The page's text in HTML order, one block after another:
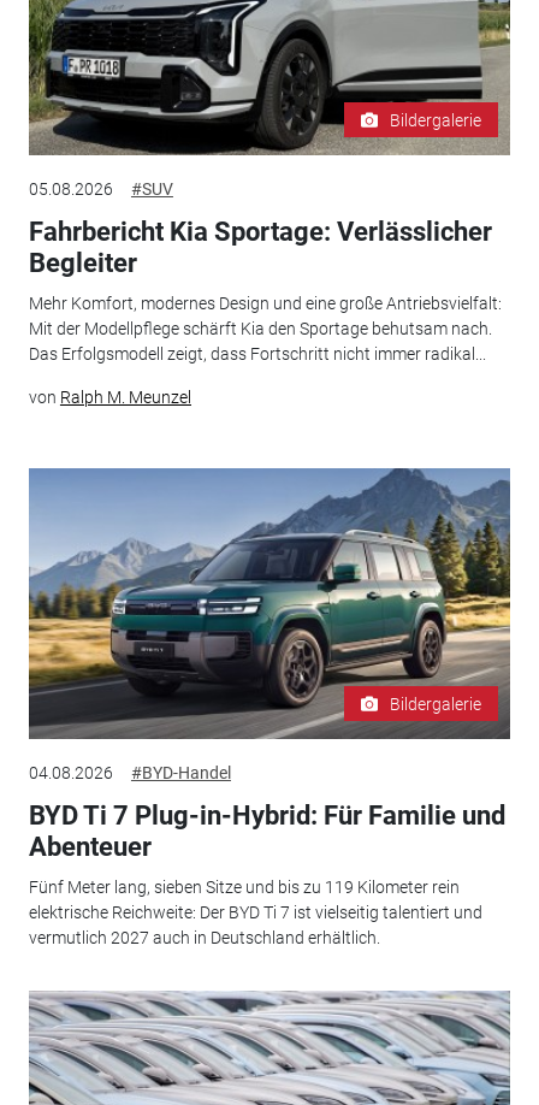
Bildergalerie
05.08.2026 #SUV
Fahrbericht Kia Sportage: Verlässlicher
Begleiter
Mehr Komfort, modernes Design und eine große Antriebsvielfalt:
Mit der Modellpflege schärft Kia den Sportage behutsam nach.
Das Erfolgsmodell zeigt, dass Fortschritt nicht immer radikal...
von Ralph M. Meunzel
Bildergalerie
04.08.2026 #BYD-Handel
BYD Ti 7 Plug-in-Hybrid: Für Familie und
Abenteuer
Fünf Meter lang, sieben Sitze und bis zu 119 Kilometer rein
elektrische Reichweite: Der BYD Ti 7 ist vielseitig talentiert und
vermutlich 2027 auch in Deutschland erhältlich.